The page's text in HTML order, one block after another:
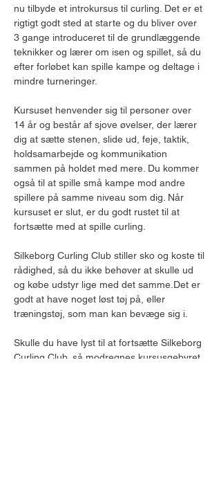
nu tilbyde et introkursus til curling. Det er et
rigtigt godt sted at starte og du bliver over
3 gange introduceret til de grundlæggende
teknikker og lærer om isen og spillet, så du
efter forløbet kan spille kampe og deltage i
mindre turneringer.
Kursuset henvender sig til personer over
14 år og består af sjove øvelser, der lærer
dig at sætte stenen, slide ud, feje, taktik,
holdsamarbejde og kommunikation
sammen på holdet med mere. Du kommer
også til at spille små kampe mod andre
spillere på samme niveau som dig. Når
kursuset er slut, er du godt rustet til at
fortsætte med at spille curling.
Silkeborg Curling Club stiller sko og koste til
rådighed, så du ikke behøver at skulle ud
og købe udstyr lige med det samme.Det er
godt at have noget løst tøj på, eller
træningstøj, som man kan bevæge sig i.
Skulle du have lyst til at fortsætte Silkeborg
Curling Club, så modregnes kursusgebyret